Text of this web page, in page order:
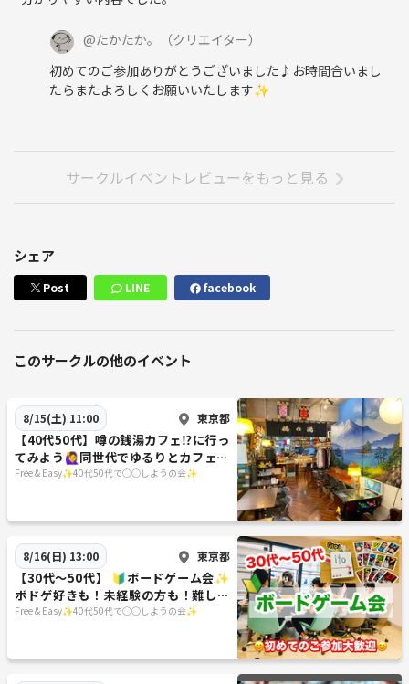
@たかたか。
（クリエイター）
初めてのご参加ありがとうございました♪お時間合いまし
たらまたよろしくお願いいたします✨
サークルイベントレビューをもっと見る
シェア
Post LINE facebook
このサークルの他のイベント
8/15(土) 11:00 東京都
【40代50代】噂の銭湯カフェ⁉️に行っ
てみよう🙋‍♀️同世代でゆるりとカフェト
ーク☕️
Free & Easy✨40代50代で◯◯しようの会✨
8/16(日) 13:00 東京都
【30代〜50代】 🔰ボードゲーム会✨
ボドゲ好きも！未経験の方も！難しい
ルールは一切なし🙆‍♀️
Free & Easy✨40代50代で◯◯しようの会✨